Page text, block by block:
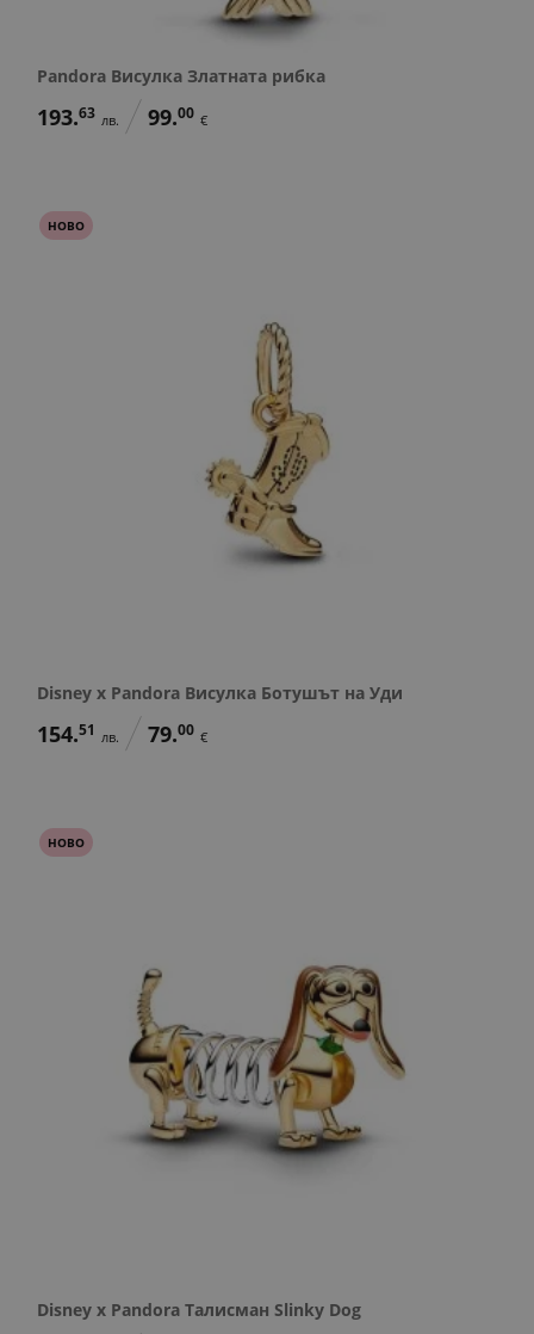
Pandora Висулка Златната рибка
193.63 лв. 99.00 €
НОВО
Disney x Pandora Висулка Ботушът на Уди
154.51 лв. 79.00 €
НОВО
Disney x Pandora Талисман Slinky Dog